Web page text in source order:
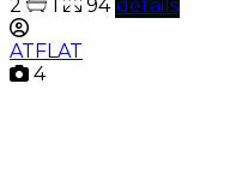
2 1 94 details
ATFLAT
4